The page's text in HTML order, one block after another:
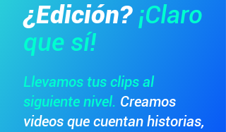
¿Edición? ¡Claro
que sí!
Llevamos tus clips al
siguiente nivel. Creamos
videos que cuentan historias,